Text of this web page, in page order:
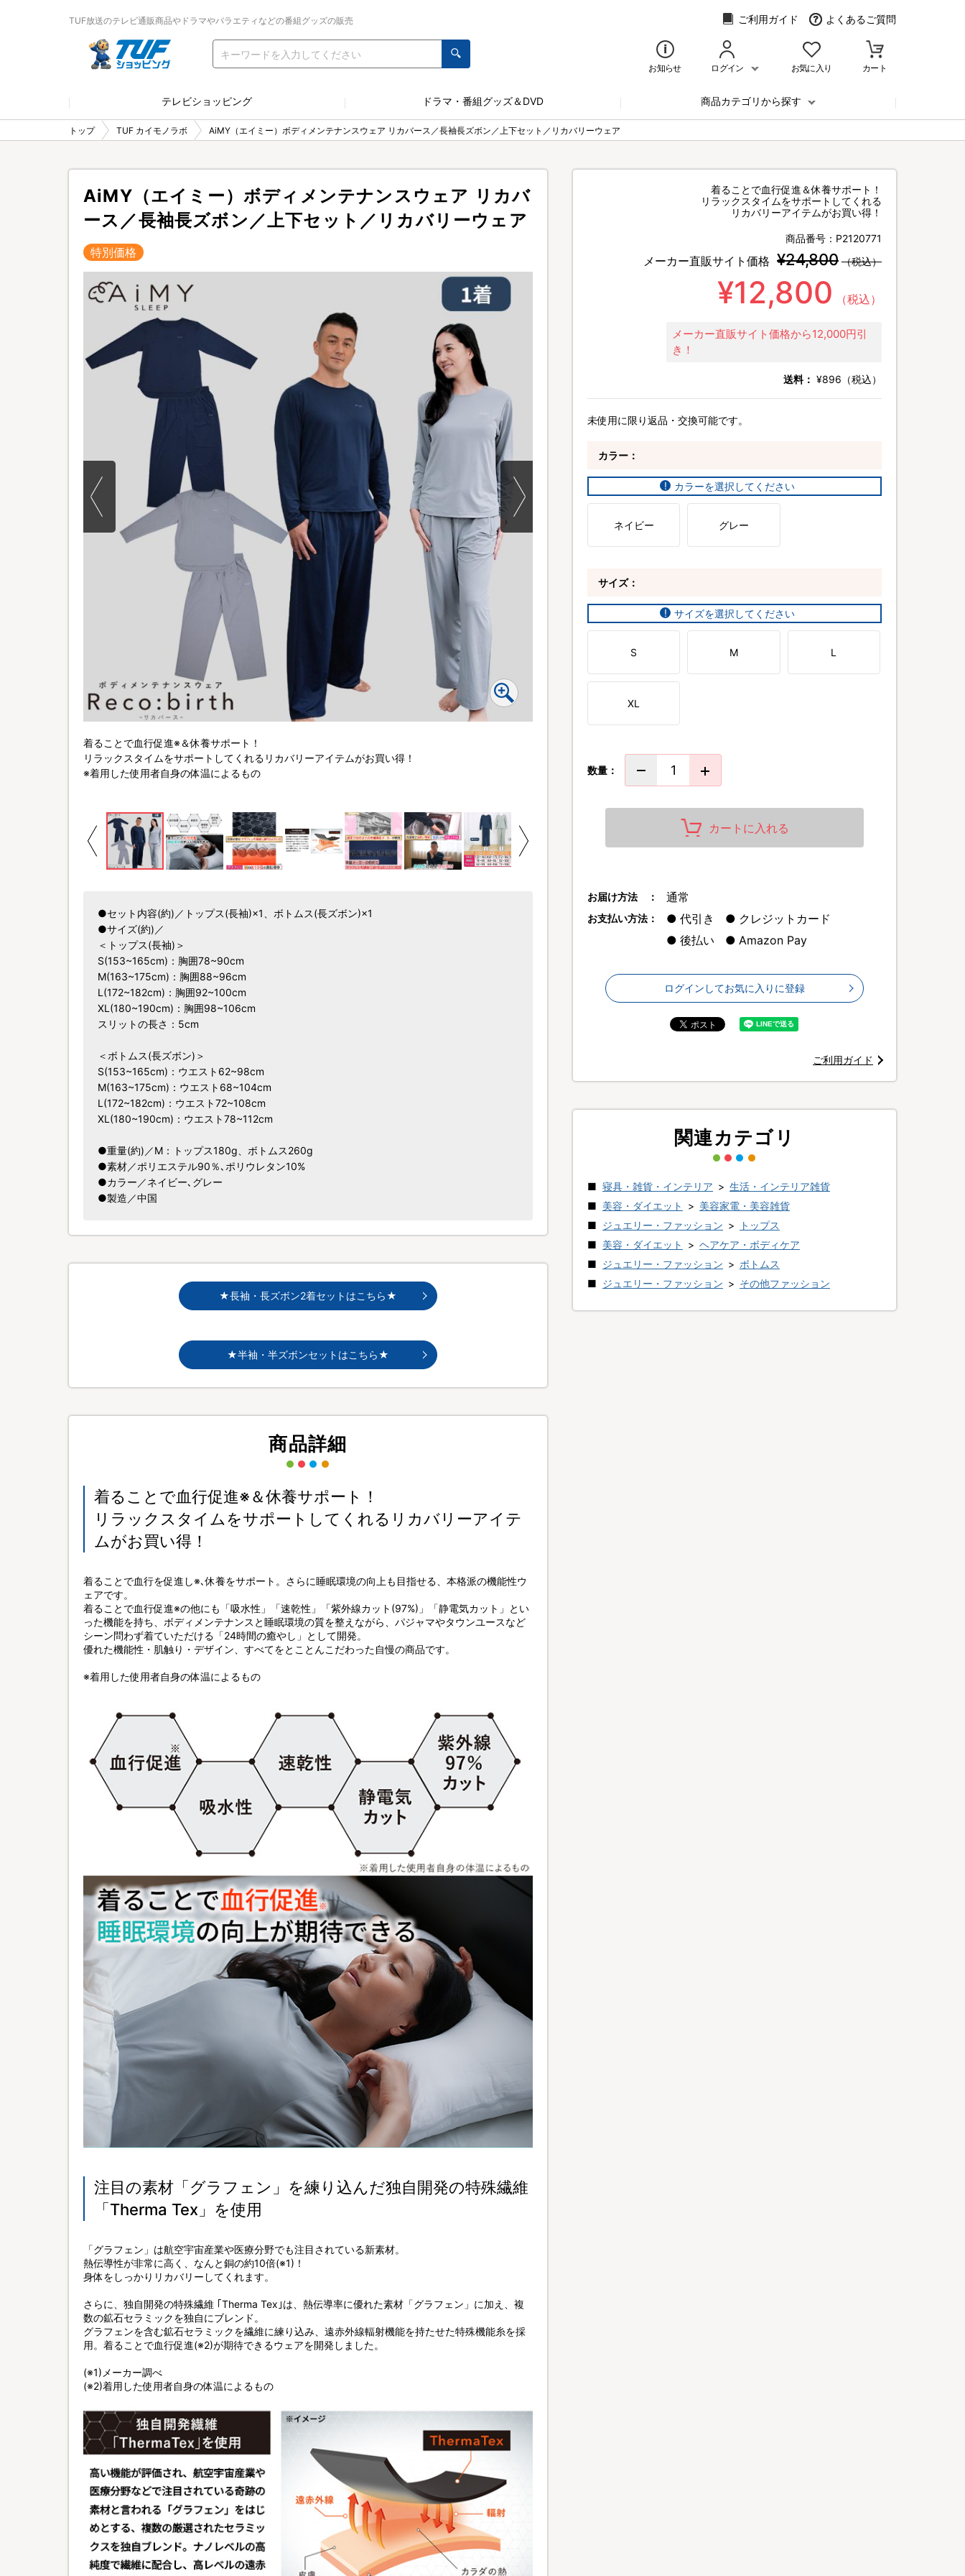
TUF放送のテレビ通販商品やドラマやバラエティなどの番組グッズの販売 ご利用ガイド よくあるご質問
お知らせ ログイン お気に入り カート
テレビショッピング ドラマ・番組グッズ＆DVD 商品カテゴリから探す
トップ TUF カイモノラボ AiMY（エイミー）ボディメンテナンスウェア リカバース／長袖長ズボン／上下セット／リカバリーウェア
AiMY（エイミー）ボディメンテナンスウェア リカバ
ース／長袖長ズボン／上下セット／リカバリーウェア
特別価格
着ることで血行促進※＆休養サポート！
リラックスタイムをサポートしてくれるリカバリーアイテムがお買い得！
※着用した使用者自身の体温によるもの
着ることで血行促進※の他にも「吸水性」「速乾性」「紫外線カット(97%)」「静電気カット」
った機能を持ち、ボディメンテナンスと睡眠環境の質を整えながら、パジャマやタウンユース
優れた機能性・肌触り・デザイン、すべてをとことんこだわった自慢の商品です。
※着用した使用者自身の体温によるもの
●セット内容(約)／トップス(長袖)×1、ボトムス(長ズボン)×1
●サイズ(約)／
＜トップス(長袖)＞
S(153~165cm)：胸囲78~90cm
M(163~175cm)：胸囲88~96cm
L(172~182cm)：胸囲92~100cm
XL(180~190cm)：胸囲98~106cm
スリットの長さ：5cm
＜ボトムス(長ズボン)＞
S(153~165cm)：ウエスト62~98cm
M(163~175cm)：ウエスト68~104cm
L(172~182cm)：ウエスト72~108cm
XL(180~190cm)：ウエスト78~112cm
●重量(約)／M：トップス180g、ボトムス260g
●素材／ポリエステル90％､ポリウレタン10%
●カラー／ネイビー､グレー
●製造／中国
★長袖・長ズボン2着セットはこちら★
★半袖・半ズボンセットはこちら★
商品詳細
着ることで血行促進※＆休養サポート！
リラックスタイムをサポートしてくれるリカバリーアイテ
ムがお買い得！
着ることで血行を促進し※､休養をサポート。さらに睡眠環境の向上も目指せる、本格派の機能性ウ
ェアです。
着ることで血行促進※の他にも「吸水性」「速乾性」「紫外線カット(97%)」「静電気カット」とい
った機能を持ち、ボディメンテナンスと睡眠環境の質を整えながら、パジャマやタウンユースなど
シーン問わず着ていただける「24時間の癒やし」として開発。
優れた機能性・肌触り・デザイン、すべてをとことんこだわった自慢の商品です。
※着用した使用者自身の体温によるもの
注目の素材「グラフェン」を練り込んだ独自開発の特殊繊維
「Therma Tex」を使用
「グラフェン」は航空宇宙産業や医療分野でも注目されている新素材。
熱伝導性が非常に高く、なんと銅の約10倍(※1)！
身体をしっかりリカバリーしてくれます。
さらに、独自開発の特殊繊維 ｢Therma Tex｣は、熱伝導率に優れた素材「グラフェン」に加え、複
数の鉱石セラミックを独自にブレンド。
グラフェンを含む鉱石セラミックを繊維に練り込み、遠赤外線輻射機能を持たせた特殊機能糸を採
用。着ることで血行促進(※2)が期待できるウェアを開発しました。
(※1)メーカー調べ
(※2)着用した使用者自身の体温によるもの
着ることで血行促進＆休養サポート！
リラックスタイムをサポートしてくれる
リカバリーアイテムがお買い得！
商品番号： P2120771
メーカー直販サイト価格 ¥24,800 （税込）
¥12,800 （税込）
メーカー直販サイト価格から12,000円引
き！
送料： ¥896（税込）
未使用に限り返品・交換可能です。
カラー：
カラーを選択してください
ネイビー グレー
サイズ：
サイズを選択してください
S M L
XL
数量：
カートに入れる
お届け方法 ： 通常
お支払い方法： 代引き
クレジットカード
後払い
Amazon Pay
ログインしてお気に入りに登録
ご利用ガイド
関連カテゴリ
寝具・雑貨・インテリア > 生活・インテリア雑貨
美容・ダイエット
> 美容家電・美容雑貨
ジュエリー・ファッション >
トップス
美容・ダイエット
> ヘアケア・ボディケア
ジュエリー・ファッション > ボトムス
ジュエリー・ファッション > その他ファッション